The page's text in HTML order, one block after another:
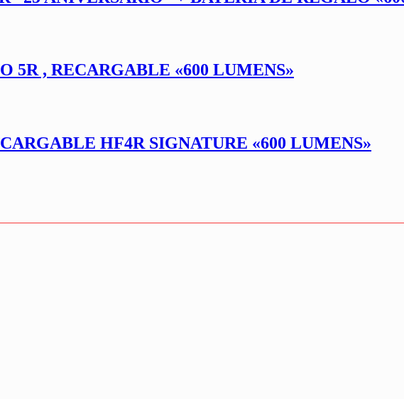
5R , RECARGABLE «600 LUMENS»
HF4R SIGNATURE «600 LUMENS»